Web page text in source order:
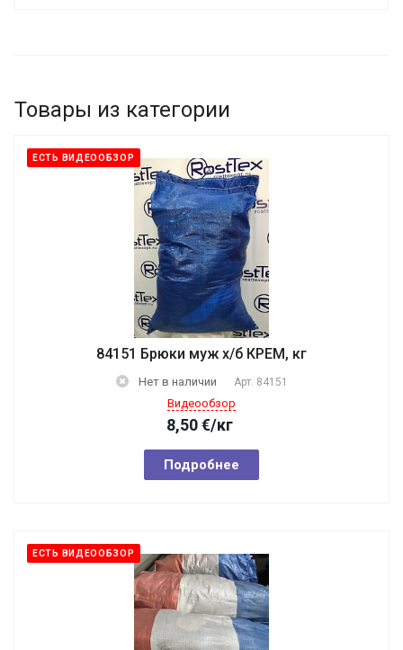
Товары из категории
ЕСТЬ ВИДЕООБЗОР
84151 Брюки муж х/б КРЕМ, кг
Нет в наличии Арт. 84151
Видеообзор
8,50€/кг
Подробнее
ЕСТЬ ВИДЕООБЗОР